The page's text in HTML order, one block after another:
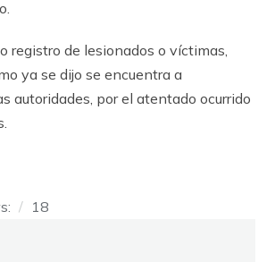
registro de lesionados o víctimas,
ya se dijo se encuentra a
autoridades, por el atentado ocurrido
18